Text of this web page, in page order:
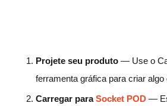
Projete seu produto — Use o
ferramenta gráfica para criar algo
Carregar paraSocket POD —